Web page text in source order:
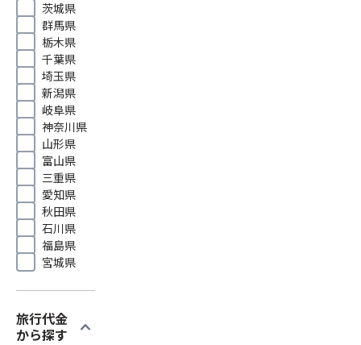
茨城県
群馬県
栃木県
千葉県
埼玉県
新潟県
岐阜県
神奈川県
山形県
富山県
三重県
愛知県
秋田県
石川県
福島県
宮城県
旅行代金
から探す
expand_more